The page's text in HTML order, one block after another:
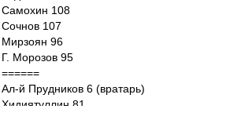
Самохин 108
Сочнов 107
Мирзоян 96
Г. Морозов 95
======
Ал-й Прудников 6 (вратарь)
Хидиятуллин 81